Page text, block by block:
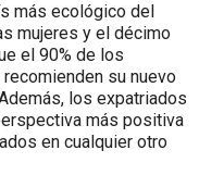
más ecológico del
mujeres y el décimo
el 90% de los
su nuevo
los expatriados
más positiva
en cualquier otro